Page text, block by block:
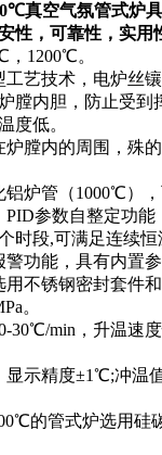
真空气氛管式炉
性，可靠性，实用
1200℃。
艺技术，电炉丝镶
膛内胆，防止受到
度低。
膛内的周围，殊的
管（1000℃），
参数自整定功能
时段,可满足连续
能，具有内置参
不锈钢密封套件和
。
min，升温速度
示精度±1℃;冲温
的管式炉选用硅